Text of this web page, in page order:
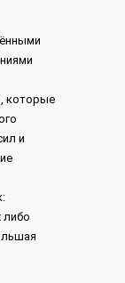
которые
и
либо